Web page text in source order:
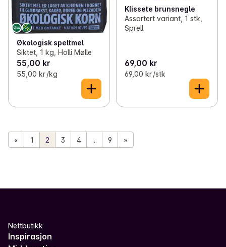
Økologisk speltmel
Siktet, 1 kg, Holli Mølle
55,00 kr
55,00 kr /kg
Klissete brunsnegle
Assortert variant, 1 stk,
Sprell
69,00 kr
69,00 kr /stk
« 1 2 3 4 ... 9 »
Nettbutikk
Inspirasjon